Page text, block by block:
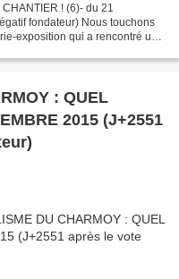
! (6)- du 21
fondateur) Nous touchons
exposition qui a rencontré un
: QUEL
2015 (J+2551